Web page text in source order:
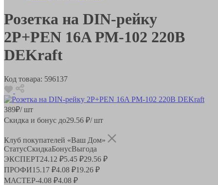
Розетка на DIN-рейку
2P+PEN 16A РМ-102 220В
DEKraft
Код товара: 596137
389₽/ шт
Скидка и бонус до29.56 ₽/ шт
Клуб покупателей «Ваш Дом»
СтатусСкидкаБонусВыгода
ЭКСПЕРТ24.12 ₽5.45 ₽29.56 ₽
ПРОФИ15.17 ₽4.08 ₽19.26 ₽
МАСТЕР-4.08 ₽4.08 ₽